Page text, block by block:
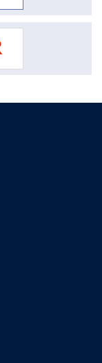
アリング) (0)